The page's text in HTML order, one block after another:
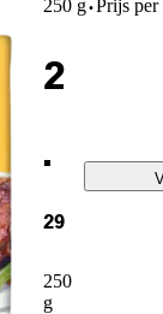
250 g·Prijs per
2
.
29
250
g